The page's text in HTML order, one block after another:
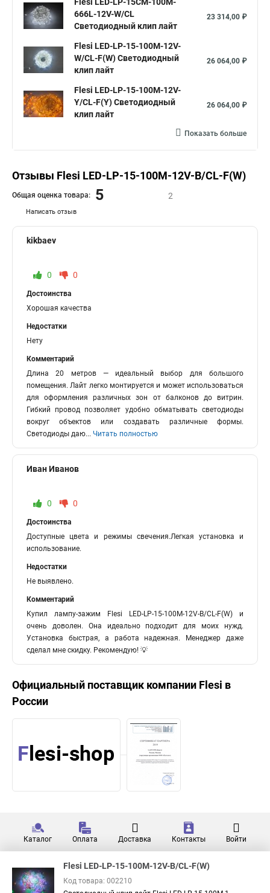
666L-12V-W/CL
Светодиодный клип лайт
23 314,00 ₽
Flesi LED-LP-15-100M-12V-
W/CL-F(W) Светодиодный
клип лайт
26 064,00 ₽
Flesi LED-LP-15-100M-12V-
Y/CL-F(Y) Светодиодный
клип лайт
26 064,00 ₽
Показать больше
Отзывы Flesi LED-LP-15-100M-12V-B/CL-F(W)
Написать отзыв
Общая оценка товара: 5 2
kikbaev
0 0
Достоинства
Хорошая качества
Недостатки
Нету
Комментарий
Длина 20 метров — идеальный выбор для большого
помещения. Лайт легко монтируется и может использоваться
для оформления различных зон от балконов до витрин.
Гибкий провод позволяет удобно обматывать светодиоды
вокруг объектов или создавать различные формы.
Светодиоды даю... Читать полностью
Иван Иванов
0 0
Достоинства
Доступные цвета и режимы свечения.Легкая установка и
использование.
Недостатки
Не выявлено.
Комментарий
Купил лампу-зажим Flesi LED-LP-15-100M-12V-B/CL-F(W) и
очень доволен. Она идеально подходит для моих нужд.
Установка быстрая, а работа надежная. Менеджер даже
сделал мне скидку. Рекомендую! 💡
Официальный поставщик компании Flesi в
России
Каталог Оплата Доставка Контакты Войти
Flesi LED-LP-15-100M-12V-B/CL-F(W)
Код товара: 002210